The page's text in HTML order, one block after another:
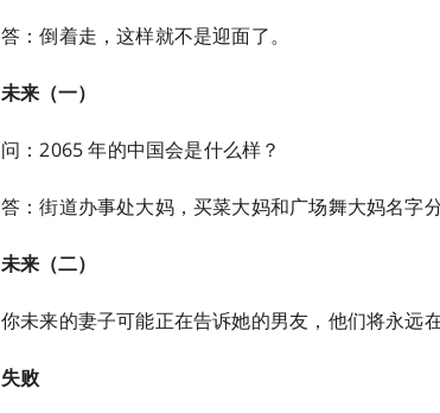
答：倒着走，这样就不是迎面了。
未来（一）
问：2065 年的中国会是什么样？
答：街道办事处大妈，买菜大妈和广场舞大妈名字
未来（二）
你未来的妻子可能正在告诉她的男友，他们将永远在
失败